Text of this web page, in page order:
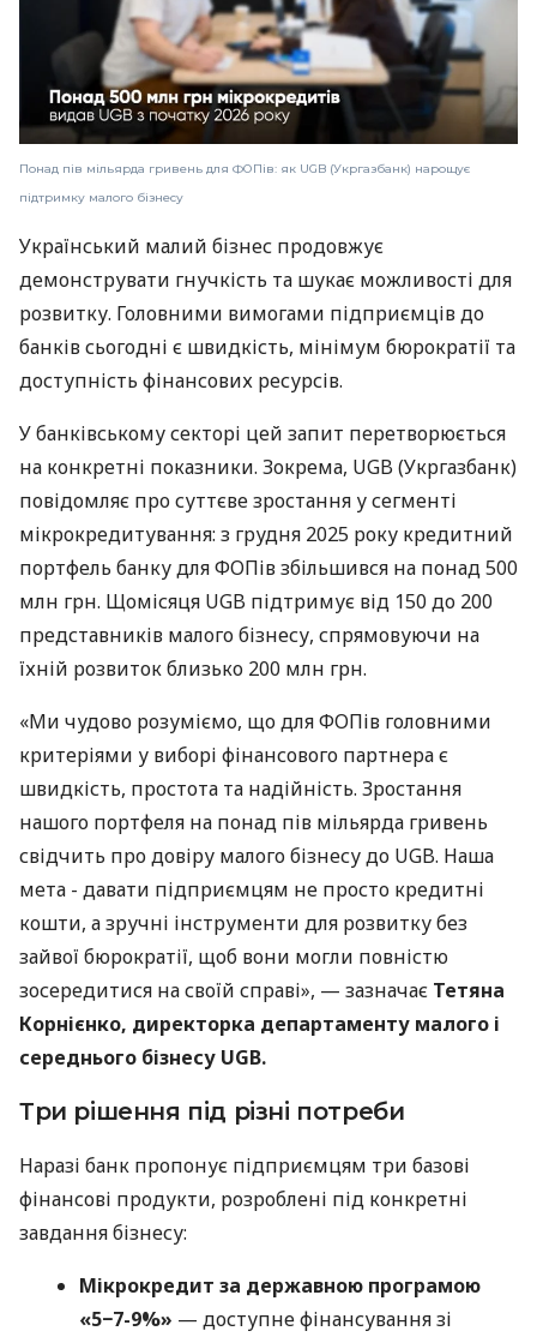
Понад пів мільярда гривень для ФОПів: як UGB (Укргазбанк) нарощує
підтримку малого бізнесу
Український малий бізнес продовжує
демонструвати гнучкість та шукає можливості для
розвитку. Головними вимогами підприємців до
банків сьогодні є швидкість, мінімум бюрократії та
доступність фінансових ресурсів.
У банківському секторі цей запит перетворюється
на конкретні показники. Зокрема, UGB (Укргазбанк)
повідомляє про суттєве зростання у сегменті
мікрокредитування: з грудня 2025 року кредитний
портфель банку для ФОПів збільшився на понад 500
млн грн. Щомісяця UGB підтримує від 150 до 200
представників малого бізнесу, спрямовуючи на
їхній розвиток близько 200 млн грн.
«Ми чудово розуміємо, що для ФОПів головними
критеріями у виборі фінансового партнера є
швидкість, простота та надійність. Зростання
нашого портфеля на понад пів мільярда гривень
свідчить про довіру малого бізнесу до UGB. Наша
мета - давати підприємцям не просто кредитні
кошти, а зручні інструменти для розвитку без
зайвої бюрократії, щоб вони могли повністю
зосередитися на своїй справі», — зазначає Тетяна
Корнієнко, директорка департаменту малого і
середнього бізнесу UGB.
Три рішення під різні потреби
Наразі банк пропонує підприємцям три базові
фінансові продукти, розроблені під конкретні
завдання бізнесу:
Мікрокредит за державною програмою
«5−7-9%» — доступне фінансування зі